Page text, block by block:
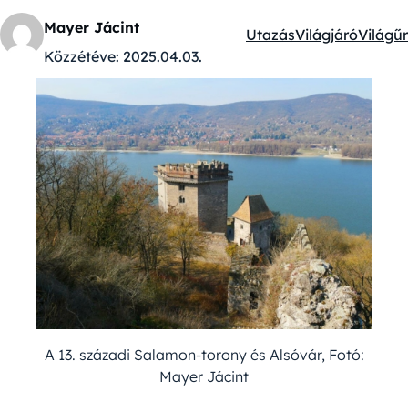
Mayer Jácint
Közzétéve: 2025.04.03.
Kategóriák:
UtazásVilágjáróVilágűr
A 13. századi Salamon-torony és Alsóvár, Fotó:
Mayer Jácint